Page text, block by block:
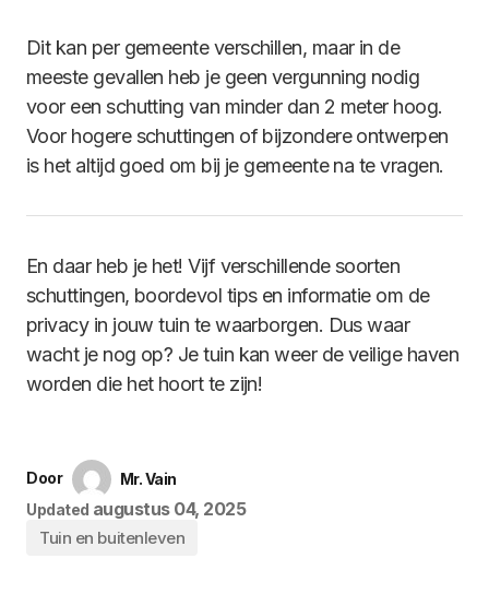
Dit kan per gemeente verschillen, maar in de
meeste gevallen heb je geen vergunning nodig
voor een schutting van minder dan 2 meter hoog.
Voor hogere schuttingen of bijzondere ontwerpen
is het altijd goed om bij je gemeente na te vragen.
En daar heb je het! Vijf verschillende soorten
schuttingen, boordevol tips en informatie om de
privacy in jouw tuin te waarborgen. Dus waar
wacht je nog op? Je tuin kan weer de veilige haven
worden die het hoort te zijn!
Door
Mr. Vain
Updated augustus 04, 2025
Tuin en buitenleven